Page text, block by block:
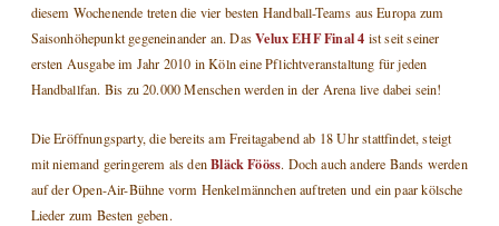
diesem Wochenende treten die vier besten Handball-Teams aus Europa zum
Saisonhöhepunkt gegeneinander an. DasVelux EHF Final 4 ist seit seiner
ersten Ausgabe im Jahr 2010 in Köln eine Pflichtveranstaltung für jeden
Handballfan. Bis zu 20.000 Menschen werden in der Arena live dabei sein!
Die Eröffnungsparty, die bereits am Freitagabend ab 18 Uhr stattfindet, steigt
mit niemand geringerem als denBläck Fööss. Doch auch andere Bands werden
auf der Open-Air-Bühne vorm Henkelmännchen auftreten und ein paar kölsche
Lieder zum Besten geben.